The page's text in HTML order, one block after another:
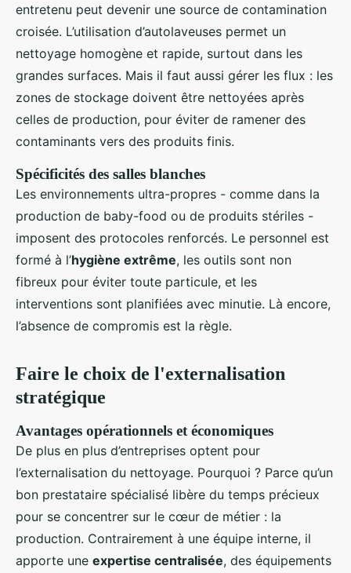
entretenu peut devenir une source de contamination
croisée. L’utilisation d’autolaveuses permet un
nettoyage homogène et rapide, surtout dans les
grandes surfaces. Mais il faut aussi gérer les flux : les
zones de stockage doivent être nettoyées après
celles de production, pour éviter de ramener des
contaminants vers des produits finis.
Spécificités des salles blanches
Les environnements ultra-propres - comme dans la
production de baby-food ou de produits stériles -
imposent des protocoles renforcés. Le personnel est
formé à l’hygiène extrême, les outils sont non
fibreux pour éviter toute particule, et les
interventions sont planifiées avec minutie. Là encore,
l’absence de compromis est la règle.
Faire le choix de l'externalisation
stratégique
Avantages opérationnels et économiques
De plus en plus d’entreprises optent pour
l’externalisation du nettoyage. Pourquoi ? Parce qu’un
bon prestataire spécialisé libère du temps précieux
pour se concentrer sur le cœur de métier : la
production. Contrairement à une équipe interne, il
apporte une expertise centralisée, des équipements